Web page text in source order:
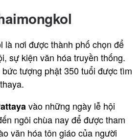
là nơi được thành phố chọn để
sự kiện văn hóa truyền thống.
tượng phật 350 tuổi được tìm
vào những ngày lễ hội
ngôi chùa nay để được tham
văn hóa tôn giáo của người